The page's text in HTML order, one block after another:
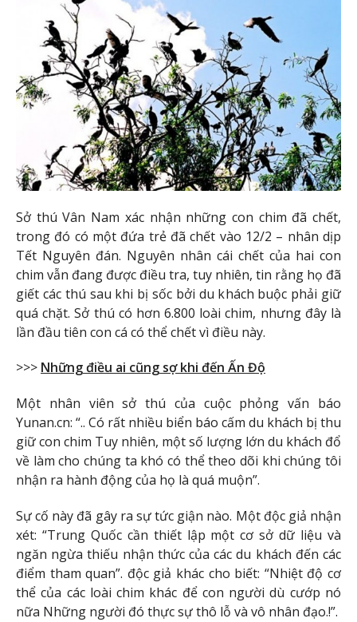
Sở thú Vân Nam xác nhận những con chim đã chết,
trong đó có một đứa trẻ đã chết vào 12/2 – nhân dịp
Tết Nguyên đán. Nguyên nhân cái chết của hai con
chim vẫn đang được điều tra, tuy nhiên, tin rằng họ đã
giết các thú sau khi bị sốc bởi du khách buộc phải giữ
quá chặt. Sở thú có hơn 6.800 loài chim, nhưng đây là
lần đầu tiên con cá có thể chết vì điều này.
>>> Những điều ai cũng sợ khi đến Ấn Độ
Một nhân viên sở thú của cuộc phỏng vấn báo
Yunan.cn: “.. Có rất nhiều biển báo cấm du khách bị thu
giữ con chim Tuy nhiên, một số lượng lớn du khách đổ
về làm cho chúng ta khó có thể theo dõi khi chúng tôi
nhận ra hành động của họ là quá muộn”.
Sự cố này đã gây ra sự tức giận nào. Một độc giả nhận
xét: “Trung Quốc cần thiết lập một cơ sở dữ liệu và
ngăn ngừa thiếu nhận thức của các du khách đến các
điểm tham quan”. độc giả khác cho biết: “Nhiệt độ cơ
thể của các loài chim khác để con người dù cướp nó
nữa Những người đó thực sự thô lỗ và vô nhân đạo.!”.